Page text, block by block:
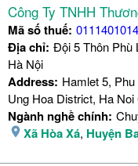
Công Ty TNHH
Mã số thuế: 0111401014
Địa chỉ: Đội 5 Thôn Phù
Hà Nội
Address: Hamlet 5,
Ung Hoa District, Ha Noi
Ngành nghề chính:
Xã Hòa Xá, Huyện